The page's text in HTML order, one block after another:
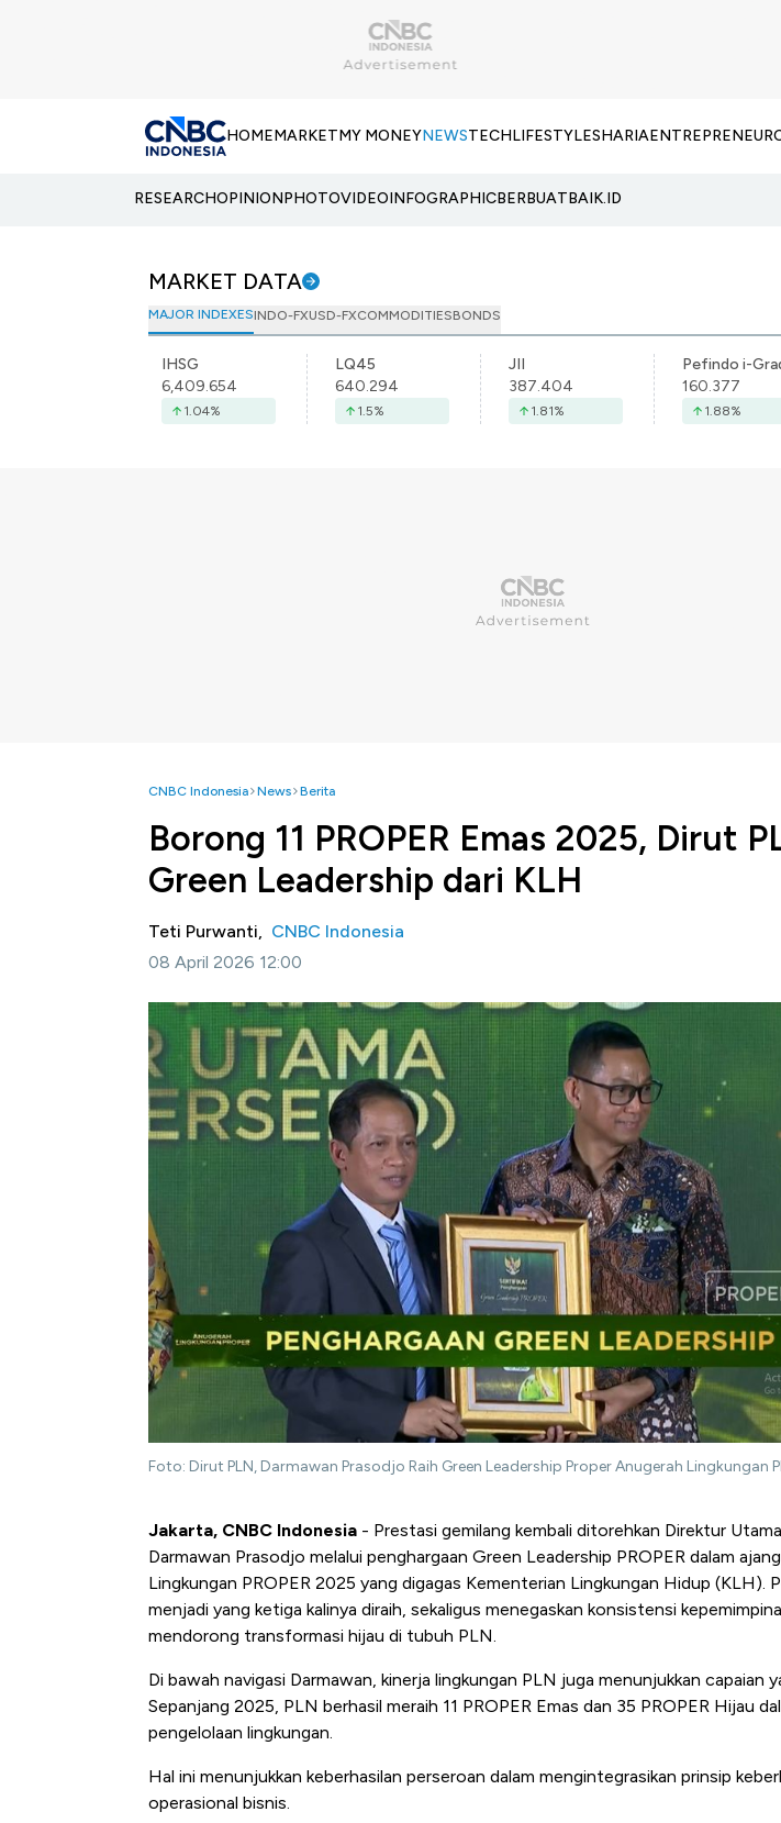
HOMEMARKETMY MONEYNEWSTECHLIFESTYLESHARIAENTREPRENEUR
RESEARCHOPINIONPHOTOVIDEOINFOGRAPHICBERBUATBAIK.ID
MARKET DATA
MAJOR INDEXESINDO-FXUSD-FXCOMMODITIESBONDS
IHSG
6,409.654
1.04%
LQ45
640.294
1.5%
JII
387.404
1.81%
Pefindo i-
160.377
1.88%
CNBC Indonesia News Berita
Borong 11 PROPER Emas 2025, Dirut
Green Leadership dari KLH
Teti Purwanti, CNBC Indonesia
08 April 2026 12:00
Foto: Dirut PLN, Darmawan Prasodjo Raih Green Leadership Proper Anugerah Lingkungan
Jakarta, CNBC Indonesia - Prestasi gemilang kembali ditorehkan Direktur
Darmawan Prasodjo melalui penghargaan Green Leadership PROPER dalam
Lingkungan PROPER 2025 yang digagas Kementerian Lingkungan Hidup (KLH).
menjadi yang ketiga kalinya diraih, sekaligus menegaskan konsistensi
mendorong transformasi hijau di tubuh PLN.
Di bawah navigasi Darmawan, kinerja lingkungan PLN juga menunjukkan capaian
Sepanjang 2025, PLN berhasil meraih 11 PROPER Emas dan 35 PROPER Hijau
pengelolaan lingkungan.
Hal ini menunjukkan keberhasilan perseroan dalam mengintegrasikan prinsip
operasional bisnis.